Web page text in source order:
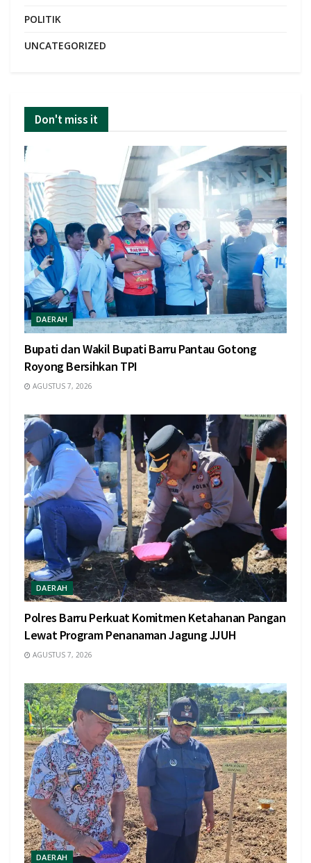
POLITIK
UNCATEGORIZED
Don't miss it
DAERAH
Bupati dan Wakil Bupati Barru Pantau Gotong
Royong Bersihkan TPI
AGUSTUS 7, 2026
DAERAH
Polres Barru Perkuat Komitmen Ketahanan Pangan
Lewat Program Penanaman Jagung JJUH
AGUSTUS 7, 2026
DAERAH